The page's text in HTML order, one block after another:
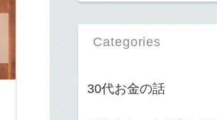
Categories
30代お金の話